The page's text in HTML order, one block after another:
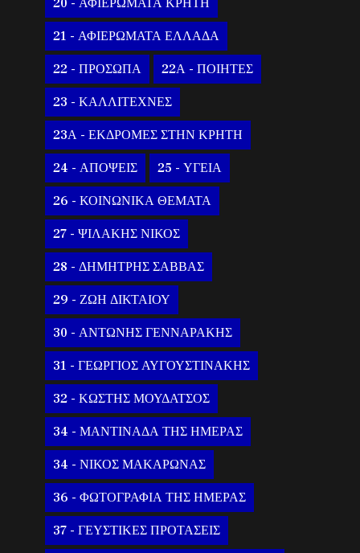
21 - ΑΦΙΕΡΩΜΑΤΑ ΕΛΛΑΔΑ
22 - ΠΡΟΣΩΠΑ 22Α - ΠΟΙΗΤΕΣ
23 - ΚΑΛΛΙΤΕΧΝΕΣ
23Α - ΕΚΔΡΟΜΕΣ ΣΤΗΝ ΚΡΗΤΗ
24 - ΑΠΟΨΕΙΣ 25 - ΥΓΕΙΑ
26 - ΚΟΙΝΩΝΙΚΑ ΘΕΜΑΤΑ
27 - ΨΙΛΑΚΗΣ ΝΙΚΟΣ
28 - ΔΗΜΗΤΡΗΣ ΣΑΒΒΑΣ
29 - ΖΩΗ ΔΙΚΤΑΙΟΥ
30 - ΑΝΤΩΝΗΣ ΓΕΝΝΑΡΑΚΗΣ
31 - ΓΕΩΡΓΙΟΣ ΑΥΓΟΥΣΤΙΝΑΚΗΣ
32 - ΚΩΣΤΗΣ ΜΟΥΔΑΤΣΟΣ
34 - ΜΑΝΤΙΝΑΔΑ ΤΗΣ ΗΜΕΡΑΣ
34 - ΝΙΚΟΣ ΜΑΚΑΡΩΝΑΣ
36 - ΦΩΤΟΓΡΑΦΙΑ ΤΗΣ ΗΜΕΡΑΣ
37 - ΓΕΥΣΤΙΚΕΣ ΠΡΟΤΑΣΕΙΣ